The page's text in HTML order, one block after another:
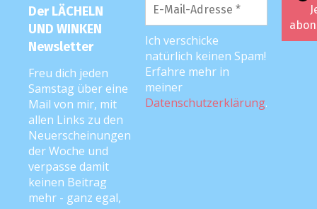
Ich leide seit 13 Jahren an einer
Essstörung. Während der
Schwangerschaft habe ich 34 kg
zugenommen, während der
Schwangerschaft haben mich die
zusätzlichen Kilos aber überhaupt nicht
gestört, da mir es am wichtigsten war,
dass es meinem Kind gut geht.
Während der Geburt habe ich 24 kg
verloren, da der größte Teil Wasser war.
Der LÄCHELN
UND WINKEN
Newsletter
Freu dich jeden
Samstag über eine
Mail von mir, mit
allen Links zu den
Neuerscheinungen
der Woche und
verpasse damit
keinen Beitrag
mehr - ganz egal,
Ich verschicke
natürlich keinen Spam!
Erfahre mehr in
meiner
Datenschutzerklärung.